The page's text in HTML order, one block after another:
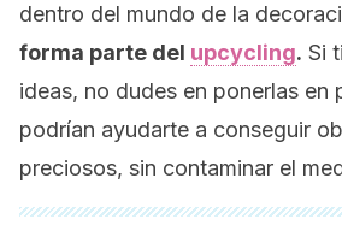
dentro del mundo de la
forma parte del upcycling. Si
ideas, no dudes en ponerlas en
podrían ayudarte a conseguir
preciosos, sin contaminar el